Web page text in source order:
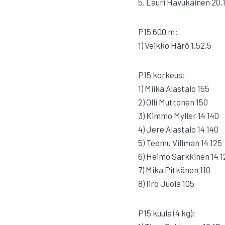
5. Lauri Havukainen 20,1
P15 600 m:
1) Veikko Härö 1.52,5
P15 korkeus:
1) Miika Alastalo 155
2) Olli Muttonen 150
3) Kimmo Myller 14 140
4) Jere Alastalo 14 140
5) Teemu Villman 14 125
6) Heimo Sarkkinen 14
7) Mika Pitkänen 110
8) Iiro Juola 105
P15 kuula (4 kg):